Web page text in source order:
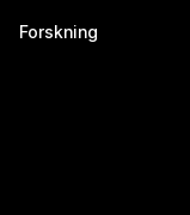
Forskning